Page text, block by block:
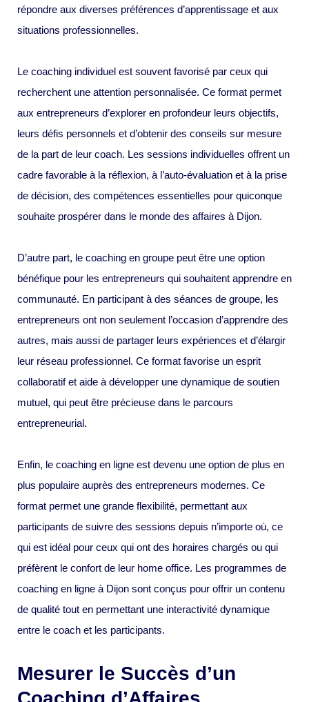
répondre aux diverses préférences d’apprentissage et aux
situations professionnelles.
Le coaching individuel est souvent favorisé par ceux qui
recherchent une attention personnalisée. Ce format permet
aux entrepreneurs d’explorer en profondeur leurs objectifs,
leurs défis personnels et d’obtenir des conseils sur mesure
de la part de leur coach. Les sessions individuelles offrent un
cadre favorable à la réflexion, à l’auto-évaluation et à la prise
de décision, des compétences essentielles pour quiconque
souhaite prospérer dans le monde des affaires à Dijon.
D’autre part, le coaching en groupe peut être une option
bénéfique pour les entrepreneurs qui souhaitent apprendre en
communauté. En participant à des séances de groupe, les
entrepreneurs ont non seulement l’occasion d’apprendre des
autres, mais aussi de partager leurs expériences et d’élargir
leur réseau professionnel. Ce format favorise un esprit
collaboratif et aide à développer une dynamique de soutien
mutuel, qui peut être précieuse dans le parcours
entrepreneurial.
Enfin, le coaching en ligne est devenu une option de plus en
plus populaire auprès des entrepreneurs modernes. Ce
format permet une grande flexibilité, permettant aux
participants de suivre des sessions depuis n’importe où, ce
qui est idéal pour ceux qui ont des horaires chargés ou qui
préfèrent le confort de leur home office. Les programmes de
coaching en ligne à Dijon sont conçus pour offrir un contenu
de qualité tout en permettant une interactivité dynamique
entre le coach et les participants.
Mesurer le Succès d’un